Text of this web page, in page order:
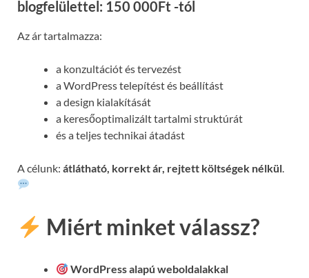
blogfelülettel: 150 000Ft -tól
Az ár tartalmazza:
a konzultációt és tervezést
a WordPress telepítést és beállítást
a design kialakítását
a keresőoptimalizált tartalmi struktúrát
és a teljes technikai átadást
A célunk: átlátható, korrekt ár, rejtett költségek nélkül
Miért minket válassz?
WordPress alapú weboldalakkal